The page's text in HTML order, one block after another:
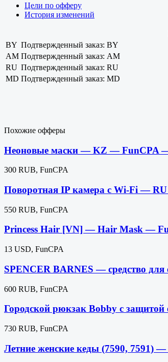
Цели по офферу
История изменений
BY Подтвержденный заказ: BY
AM Подтвержденный заказ: AM
RU Подтвержденный заказ: RU
MD Подтвержденный заказ: MD
Похожие офферы
Неоновые маски — KZ — FunCPA
300 RUB, FunCPA
Поворотная IP камера с Wi-Fi —
550 RUB, FunCPA
Princess Hair [VN] — Hair Mask —
13 USD, FunCPA
SPENCER BARNES — средство
600 RUB, FunCPA
Городской рюкзак Bobby с
730 RUB, FunCPA
Летние женские кеды (7590, 7591)